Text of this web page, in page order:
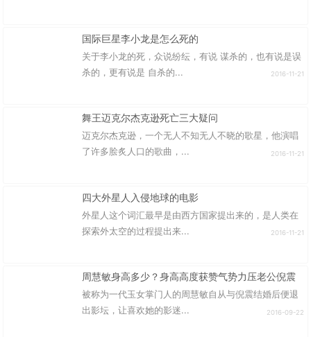
国际巨星李小龙是怎么死的
关于李小龙的死，众说纷纭，有说 谋杀的，也有说是误
杀的，更有说是 自杀的...
2016-11-21
舞王迈克尔杰克逊死亡三大疑问
迈克尔杰克逊，一个无人不知无人不晓的歌星，他演唱
了许多脍炙人口的歌曲，...
2016-11-21
四大外星人入侵地球的电影
外星人这个词汇最早是由西方国家提出来的，是人类在
探索外太空的过程提出来...
2016-11-21
周慧敏身高多少？身高高度获赞气势力压老公倪震
被称为一代玉女掌门人的周慧敏自从与倪震结婚后便退
出影坛，让喜欢她的影迷...
2016-09-22